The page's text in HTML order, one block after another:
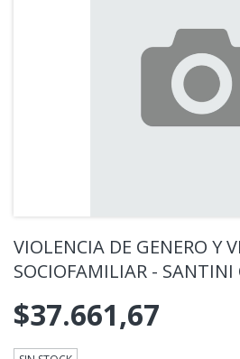
VIOLENCIA DE GENERO Y
SOCIOFAMILIAR - SANTINI
$37.661,67